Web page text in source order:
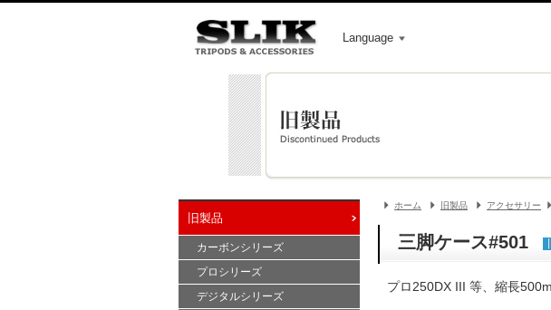
Language
旧製品
カーボンシリーズ
プロシリーズ
デジタルシリーズ
ホーム 旧製品 アクセサリー
三脚ケース#501
プロ250DX III 等、縮長